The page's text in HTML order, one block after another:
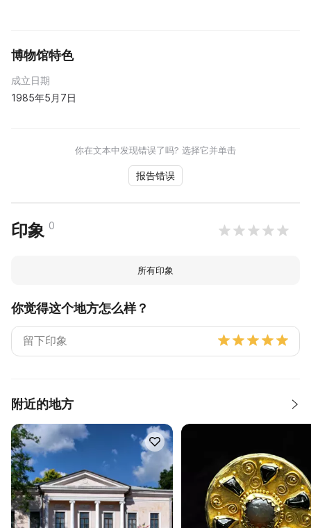
博物馆特色
成立日期
1985年5月7日
你在文本中发现错误了吗? 选择它并单击
报告错误
印象 0
所有印象
你觉得这个地方怎么样？
附近的地方